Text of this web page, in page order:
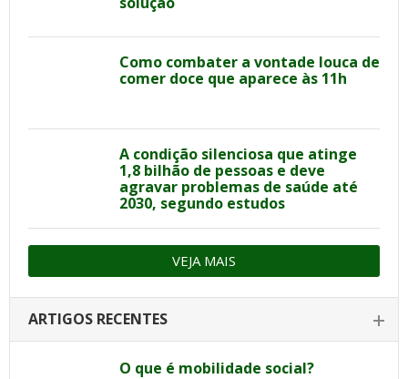
Como combater a vontade louca de
comer doce que aparece às 11h
A condição silenciosa que atinge
1,8 bilhão de pessoas e deve
agravar problemas de saúde até
2030, segundo estudos
VEJA MAIS
ARTIGOS RECENTES
O que é mobilidade social?